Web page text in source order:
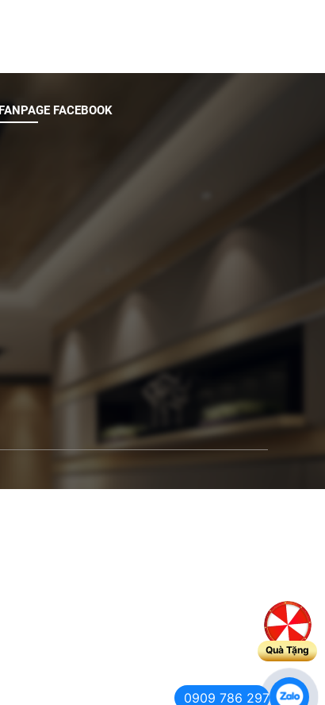
FANPAGE FACEBOOK
Quà Tặng
0909 786 297